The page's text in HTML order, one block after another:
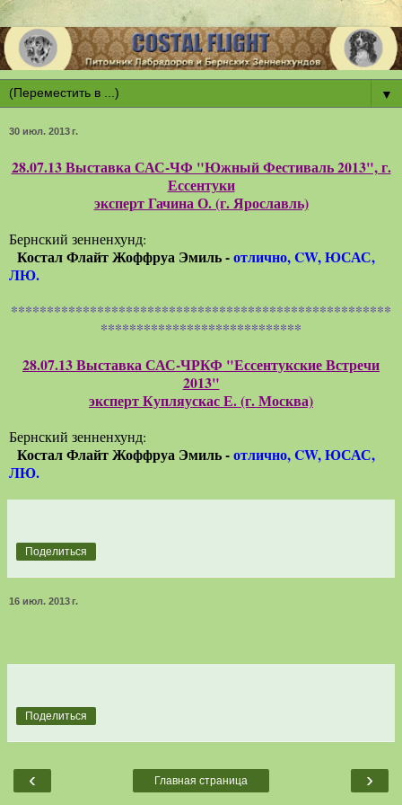
▼
30 июл. 2013 г.
28.07.13 Выставка САС-ЧФ "Южный Фестиваль 2013", г.
Ессентуки
эксперт Гачина О. (г. Ярославль)
Бернский зенненхунд:
Костал Флайт Жоффруа Эмиль -отлично, CW, ЮСАС,
ЛЮ.
*****************************************************
****************************
28.07.13 Выставка САС-ЧРКФ "Ессентукские Встречи
2013"
эксперт Купляускас Е. (г. Москва)
Бернский зенненхунд:
Костал Флайт Жоффруа Эмиль -отлично, CW, ЮСАС,
ЛЮ.
Поделиться
16 июл. 2013 г.
Поделиться
‹ ›
Главная страница